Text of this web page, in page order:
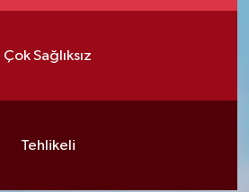
Çok Sağlıksız
Tehlikeli